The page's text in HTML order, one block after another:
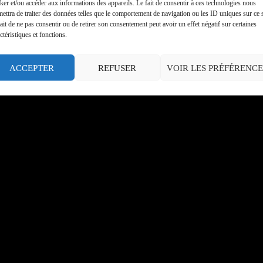
et/ou accéder aux informations des appareils. Le fait de consentir à ces technologies nous
de traiter des données telles que le comportement de navigation ou les ID uniques sur ce
de ne pas consentir ou de retirer son consentement peut avoir un effet négatif sur certaines
et fonctions.
ACCEPTER REFUSER VOIR LES